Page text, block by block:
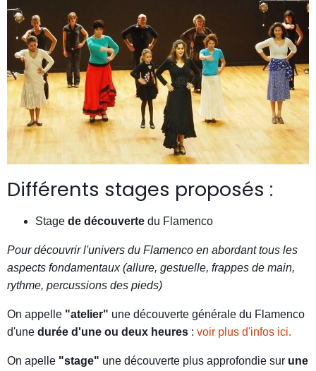
Différents stages proposés :
Stage de découverte du Flamenco
Pour découvrir l'univers du Flamenco en abordant tous les
aspects fondamentaux (allure, gestuelle, frappes de main,
rythme, percussions des pieds)
On appelle "atelier" une découverte générale du Flamenco
d'une durée d'une ou deux heures : voir plus d'infos ici.
On apelle "stage" une découverte plus approfondie sur une